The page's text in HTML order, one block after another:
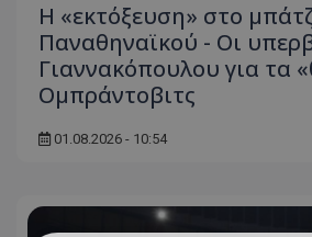
Η «εκτόξευση» στο
Παναθηναϊκού - Οι
Γιαννακόπουλου για τα
Ομπράντοβιτς
01.08.2026 - 10:54